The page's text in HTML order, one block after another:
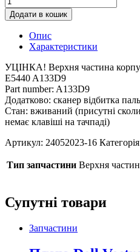
Додати в кошик
Опис
Характеристики
УЦІНКА! Верхня частина
E5440 A133D9
Part number: A133D9
Додатково: сканер відбитка
Стан: вживаний (присутні
немає клавіші на тачпаді)
Артикул: 24052023-16
Тип запчастини Верхня
Супутні товари
Запчастини